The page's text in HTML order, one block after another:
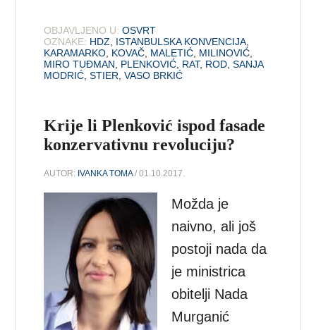
OBJAVLJENO U: OSVRT
OZNAKE: HDZ ISTANBULSKA KONVENCIJA
KARAMARKO KOVAČ MALETIĆ MILINOVIĆ
MIRO TUĐMAN
PLENKOVIĆ RAT, ROD ,SANJA
MODRIĆ ,STIER ,VASO BRKIĆ
Krije li Plenković ispod fasade
konzervativnu revoluciju?
AUTOR: IVANKA TOMA/ 01.10.2017.
Možda je
naivno, ali još
postoji nada da
je ministrica
obitelji Nada
Murganić